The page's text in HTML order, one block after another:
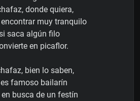
donde quiera,
muy tranquilo
saca algún filo
en picaflor.
bien lo saben,
famoso bailarín
busca de un festín